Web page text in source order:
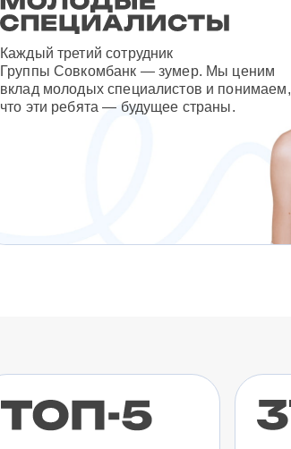
Каждый третий сотрудник
Группы Совкомбанк — зумер. Мы ценим
вклад молодых специалистов и понимаем,
что эти ребята — будущее страны.